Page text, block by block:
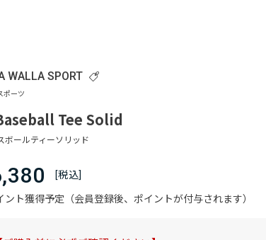
WALLA SPORT
Tee Solid
ント獲得予定（会員登録後、ポイントが付与されます）